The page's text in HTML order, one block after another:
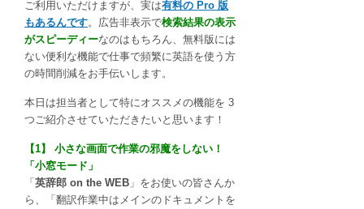
ご利用いただけますが、実は有料の Pro 版
もあるんです。広告非表示で検索結果の表示
がスピーディーなのはもちろん、無料版には
ない便利な機能で仕事で頻繁に英語を使う方
の時間削減をお手伝いします。
本日は担当者として特にオススメの機能を 3
つご紹介させていただきたいと思います！
【1】 小さな画面で作業の邪魔をしない！
「小窓モード」
「 英辞郎 on the WEB 」をお使いの皆さんか
ら、「翻訳作業中はメインのドキュメントを